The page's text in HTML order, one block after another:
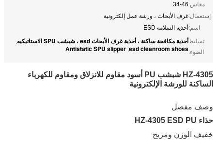
مقاس:34-46
إستعمال:غرف الأبحاث ، ورشة عمل إلكترونية
اسم:أحذية السلامة ESD
تسليط
الضوء:
أحذية مكافحة ساكنة ، أحذية غرف الأبحاث esd ، شبشب SPU الاستاتيكيه ,
esd cleanroom shoes
,
Antistatic SPU slipper
HZ-4305 شبشب PU أسود مقاوم للانزلاق ومقاوم للكهرباء
الساكنة للورشة الإلكترونية
وصف مفصل
حذاء HZ-4305 ESD PU
خفيف الوزن ومريح